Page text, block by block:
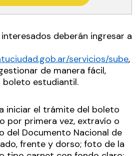
deberán ingresar a
servicios/sube,
de manera fácil,
boleto estudiantil.
iniciar el trámite del boleto
por primera vez, extravío o
del Documento Nacional de
frente y dorso; foto de la